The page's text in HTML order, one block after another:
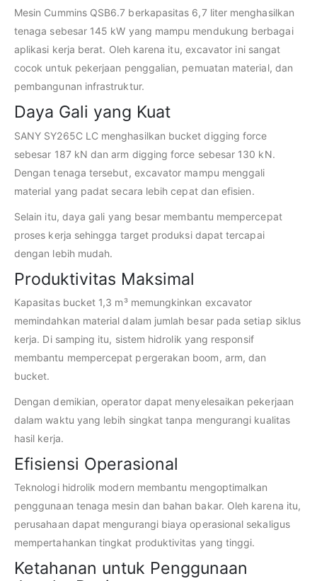
Mesin Cummins QSB6.7 berkapasitas 6,7 liter menghasilkan
tenaga sebesar 145 kW yang mampu mendukung berbagai
aplikasi kerja berat. Oleh karena itu, excavator ini sangat
cocok untuk pekerjaan penggalian, pemuatan material, dan
pembangunan infrastruktur.
Daya Gali yang Kuat
SANY SY265C LC menghasilkan bucket digging force
sebesar 187 kN dan arm digging force sebesar 130 kN.
Dengan tenaga tersebut, excavator mampu menggali
material yang padat secara lebih cepat dan efisien.
Selain itu, daya gali yang besar membantu mempercepat
proses kerja sehingga target produksi dapat tercapai
dengan lebih mudah.
Produktivitas Maksimal
Kapasitas bucket 1,3 m³ memungkinkan excavator
memindahkan material dalam jumlah besar pada setiap siklus
kerja. Di samping itu, sistem hidrolik yang responsif
membantu mempercepat pergerakan boom, arm, dan
bucket.
Dengan demikian, operator dapat menyelesaikan pekerjaan
dalam waktu yang lebih singkat tanpa mengurangi kualitas
hasil kerja.
Efisiensi Operasional
Teknologi hidrolik modern membantu mengoptimalkan
penggunaan tenaga mesin dan bahan bakar. Oleh karena itu,
perusahaan dapat mengurangi biaya operasional sekaligus
mempertahankan tingkat produktivitas yang tinggi.
Ketahanan untuk Penggunaan